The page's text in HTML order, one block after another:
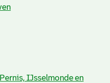
IJsselmonde en